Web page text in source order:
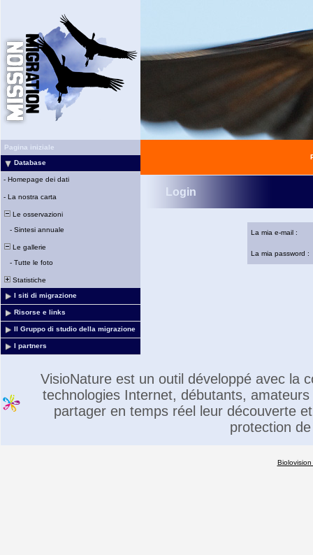
Pagina iniziale
Database
- Homepage dei dati
- La nostra carta
Le osservazioni
- Sintesi annuale
Le gallerie
- Tutte le foto
Statistiche
I siti di migrazione
Risorse e links
Il Gruppo di studio della migrazione
I partners
Login
La mia e-mail :
La mia password :
VisioNature est un outil développé avec la
technologies Internet, débutants,
partager en temps réel leur découverte
protection
Biolovision